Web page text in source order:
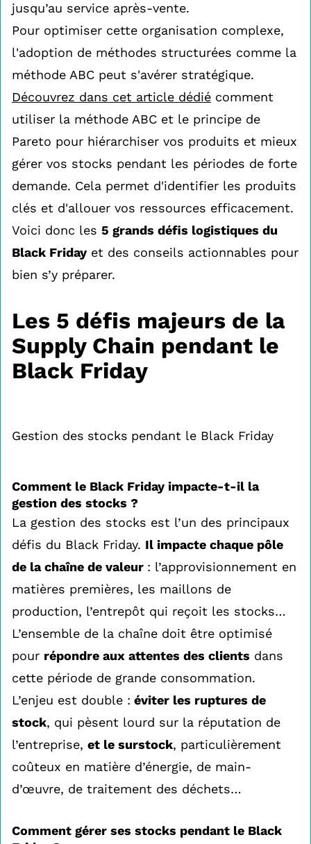
jusqu’au service après-vente.
Pour optimiser cette organisation complexe,
l'adoption de méthodes structurées comme la
méthode ABC peut s'avérer stratégique.
Découvrez dans cet article dédié comment
utiliser la méthode ABC et le principe de
Pareto pour hiérarchiser vos produits et mieux
gérer vos stocks pendant les périodes de forte
demande. Cela permet d'identifier les produits
clés et d'allouer vos ressources efficacement.
Voici donc les 5 grands défis logistiques du
Black Friday et des conseils actionnables pour
bien s’y préparer.
Les 5 défis majeurs de la
Supply Chain pendant le
Black Friday
Gestion des stocks pendant le Black Friday
Comment le Black Friday impacte-t-il la
gestion des stocks ?
La gestion des stocks est l’un des principaux
défis du Black Friday. Il impacte chaque pôle
de la chaîne de valeur : l’approvisionnement en
matières premières, les maillons de
production, l’entrepôt qui reçoit les stocks…
L’ensemble de la chaîne doit être optimisé
pour répondre aux attentes des clients dans
cette période de grande consommation.
L’enjeu est double : éviter les ruptures de
stock, qui pèsent lourd sur la réputation de
l’entreprise, et le surstock, particulièrement
coûteux en matière d’énergie, de main-
d’œuvre, de traitement des déchets…
Comment gérer ses stocks pendant le Black